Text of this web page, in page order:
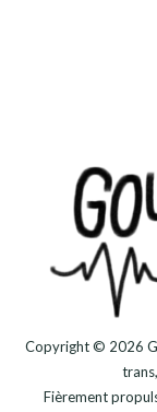
Copyright © 2026
Fièrement